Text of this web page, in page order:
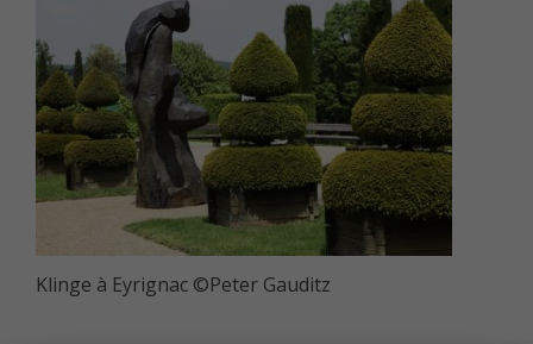
Klinge à Eyrignac ©Peter Gauditz